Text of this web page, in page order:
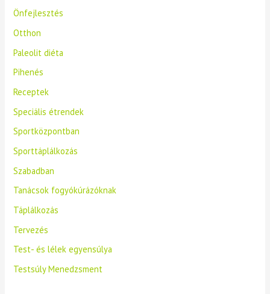
Önfejlesztés
Otthon
Paleolit diéta
Pihenés
Receptek
Speciális étrendek
Sportközpontban
Sporttáplálkozás
Szabadban
Tanácsok fogyókúrázóknak
Táplálkozás
Tervezés
Test- és lélek egyensúlya
Testsúly Menedzsment